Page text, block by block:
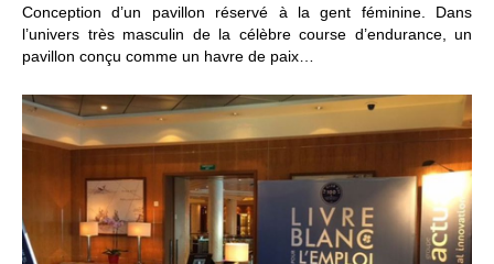
Conception d’un pavillon réservé à la gent féminine. Dans
l’univers très masculin de la célèbre course d’endurance, un
pavillon conçu comme un havre de paix…